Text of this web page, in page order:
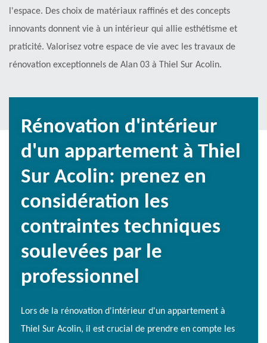
l'espace. Des choix de matériaux raffinés et des concepts
innovants donnent vie à un intérieur qui allie esthétisme et
praticité. Valorisez votre espace de vie avec les travaux de
rénovation exceptionnels de Alan 03 à Thiel Sur Acolin.
Rénovation d'intérieur
d'un appartement à Thiel
Sur Acolin: prenez en
considération les
contraintes techniques
soulevées par le
professionnel
Lors de la rénovation d'intérieur d'un appartement à
Thiel Sur Acolin, il est crucial de prendre en compte les